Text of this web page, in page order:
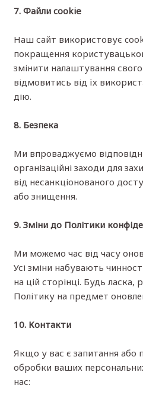
7. Файли cookie
Наш сайт використовує
покращення
змінити налаштування
відмовитись від їх
дію.
8. Безпека
Ми впроваджуємо відповідні
організаційні заходи для
від несанкціонованого
або знищення.
9. Зміни до Політики
Ми можемо час від часу
Усі зміни набувають
на цій сторінці. Будь ласка,
Політику на предмет
10. Контакти
Якщо у вас є запитання або
обробки ваших
нас: